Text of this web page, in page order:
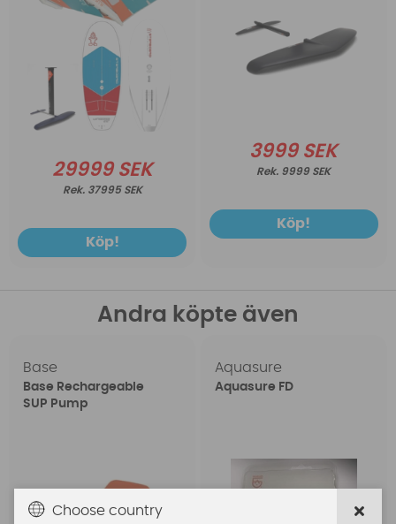
29999 SEK
37995 SEK
Köp!
3999 SEK
9999 SEK
Köp!
Andra köpte även
Base
Base Rechargeable
SUP Pump
Aquasure
Aquasure FD
Choose country